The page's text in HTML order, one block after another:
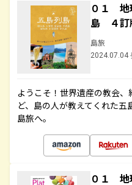
０１
島 ４訂
島旅
2024.07.04
ようこそ！世界遺産の教会
ど、島の人が教えてくれた五
島旅へ。
０１ 地